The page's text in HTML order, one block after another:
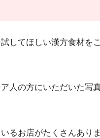
してほしい漢方食材を
人の方にいただいた写
るお店がたくさんあり